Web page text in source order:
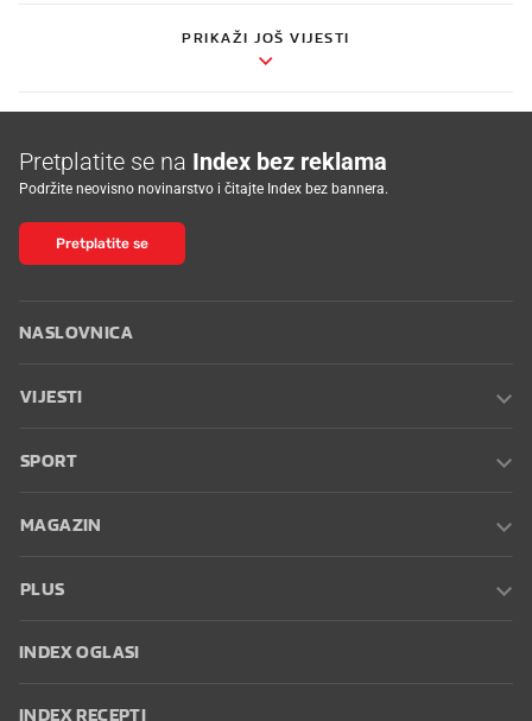
PRIKAŽI JOŠ VIJESTI
Pretplatite se na Index bez reklama
Podržite neovisno novinarstvo i čitajte Index bez bannera.
Pretplatite se
NASLOVNICA
VIJESTI
SPORT
MAGAZIN
PLUS
INDEX OGLASI
INDEX RECEPTI